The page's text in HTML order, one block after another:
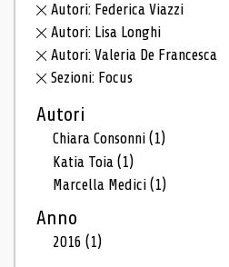
Autori: Federica Viazzi
Autori: Lisa Longhi
Autori: Valeria De Francesca
Sezioni: Focus
Autori
Chiara Consonni(1)
Katia Toia(1)
Marcella Medici(1)
Anno
2016(1)